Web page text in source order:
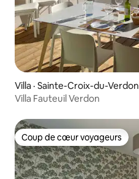
Villa · Sainte-Croix-du-Verdon
Villa Fauteuil Verdon
Coup de cœur voyageurs
Coup de cœur voyageurs